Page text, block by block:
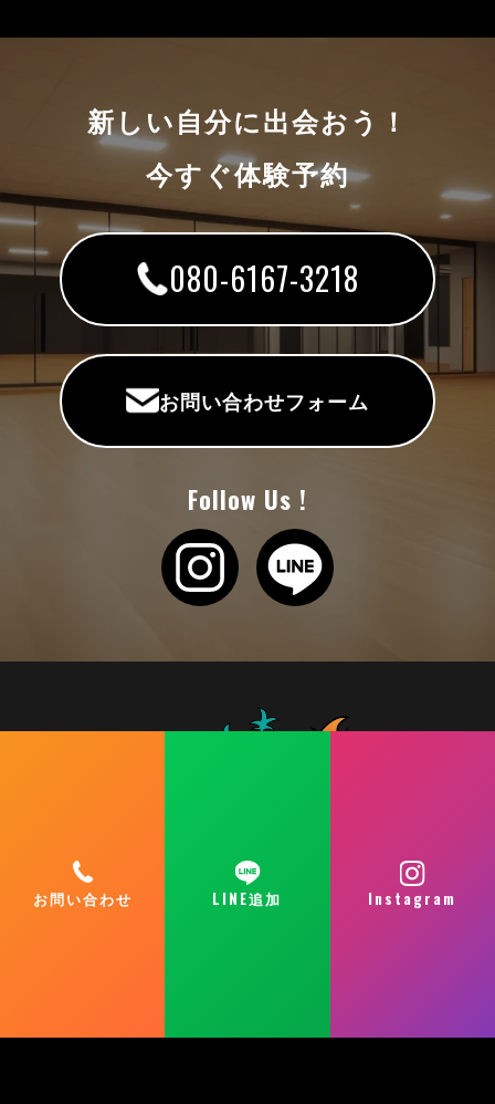
お問い合わせ LINE追加 Instagram
新しい自分に出会おう！
今すぐ体験予約
080-6167-3218
お問い合わせフォーム
Follow Us !